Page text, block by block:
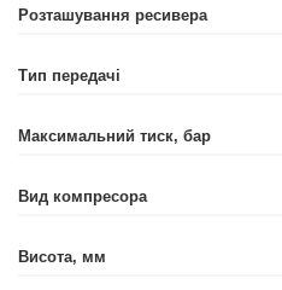
Розташування ресивера
Тип передачі
Максимальний тиск, бар
Вид компресора
Висота, мм